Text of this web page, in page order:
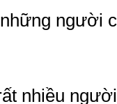
người
nhiều